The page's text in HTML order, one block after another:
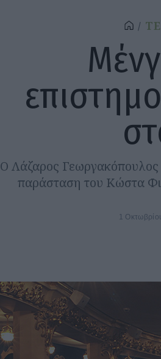
Ο Λάζαρος
παράσταση του Κώστα
1